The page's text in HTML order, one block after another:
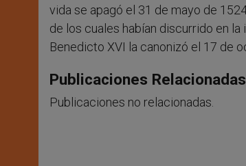
vida se apagó el 31 de mayo de
de los cuales habían discurrido en
Benedicto XVI la canonizó el 17 de
Publicaciones
Publicaciones no relacionadas.